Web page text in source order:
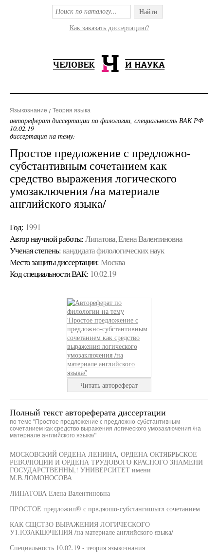
Найти
Как заказать диссертацию?
Языкознание Теория языка
автореферат диссертации по филологии, специальность ВАК РФ
10.02.19
диссертация на тему:
Простое предложение с предложно-
субстантивным сочетанием как
средство выражения логического
умозаключения /на материале
английского языка/
Год: 1991
Автор научной работы: Липатова, Елена Валентиновна
Ученая cтепень: кандидата филологических наук
Место защиты диссертации: Москва
Код cпециальности ВАК: 10.02.19
Читать автореферат
Полный текст автореферата диссертации
по теме "Простое предложение с предложно-субстантивным
сочетанием как средство выражения логического умозаключения /на
материале английского языка/"
МОСКОВСКИЙ ОРДЕНА ЛЕНИНА, ОРДЕНА ОКТЯБРЬСКОЕ
РЕВОЛЮЦИИ И ОРДЕНА ТРУДОВОГО КРАСНОГО ЗНАМЕНИ
ГОСУДАРСТВЕННЫ,! УНИВЕРСИТЕТ имени
М.В.ЛОМОНОСОВА
ЛИПАТОВА Елена Валентиновна
ПРОСТОЕ предложил® с првдяошо-субстангишыгл сочетанием
КАК СЩСТЗО ВЫРАЖЕНИЯ ЛОГИЧЕСКОГО
У1.ЮЗАКШ0ЧЕНИЯ /на материале английского языка/
Специальность 10.02.19 - теория языкознания